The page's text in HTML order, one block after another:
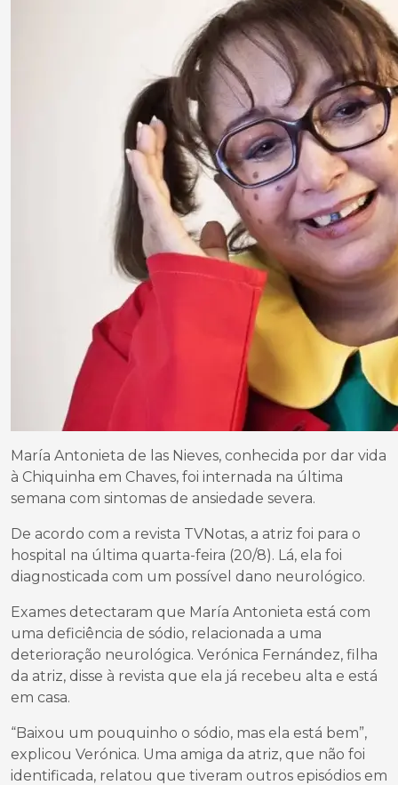
María Antonieta de las Nieves, conhecida por dar vida
à Chiquinha em Chaves, foi internada na última
semana com sintomas de ansiedade severa.
De acordo com a revista TVNotas, a atriz foi para o
hospital na última quarta-feira (20/8). Lá, ela foi
diagnosticada com um possível dano neurológico.
Exames detectaram que María Antonieta está com
uma deficiência de sódio, relacionada a uma
deterioração neurológica. Verónica Fernández, filha
da atriz, disse à revista que ela já recebeu alta e está
em casa.
“Baixou um pouquinho o sódio, mas ela está bem”,
explicou Verónica. Uma amiga da atriz, que não foi
identificada, relatou que tiveram outros episódios em